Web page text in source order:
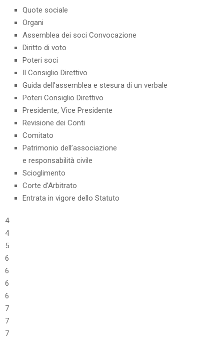
Quote sociale
Organi
Assemblea dei soci Convocazione
Diritto di voto
Poteri soci
Il Consiglio Direttivo
Guida dell’assemblea e stesura di un verbale
Poteri Consiglio Direttivo
Presidente, Vice Presidente
Revisione dei Conti
Comitato
Patrimonio dell’associazione
e responsabilità civile
Scioglimento
Corte d’Arbitrato
Entrata in vigore dello Statuto
4
4
5
6
6
6
6
7
7
7